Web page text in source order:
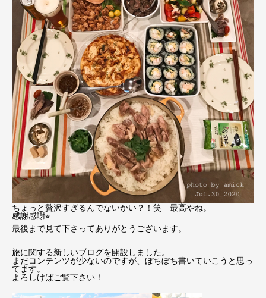
ちょっと贅沢すぎるんでないかい？！笑 最高やね。
感謝感謝⭐︎
最後まで見て下さってありがとうございます。
旅に関する新しいブログを開設しました。
まだコンテンツが少ないのですが、ぼちぼち書いていこうと思っ
てます。
よろしけばご覧下さい！